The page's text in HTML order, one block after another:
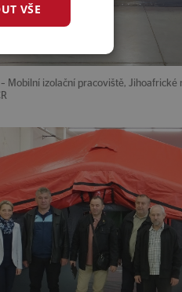
– Mobilní izolační pracoviště, Jihoafrické
VŠE